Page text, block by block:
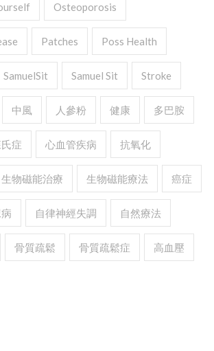
Osteoporosis
Patches Poss Health
SamuelSit Samuel Sit Stroke
中風 人參粉 健康 多巴胺
症 心血管疾病 抗氧化
生物磁能治療 生物磁能療法 癌症
自律神經失調 自然療法
骨質疏鬆 骨質疏鬆症 高血壓